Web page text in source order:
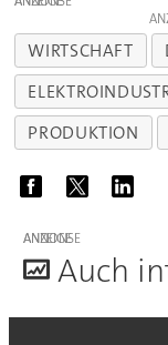
WIRTSCHAFT
PRODUKTION
ANZEIGE
Auch